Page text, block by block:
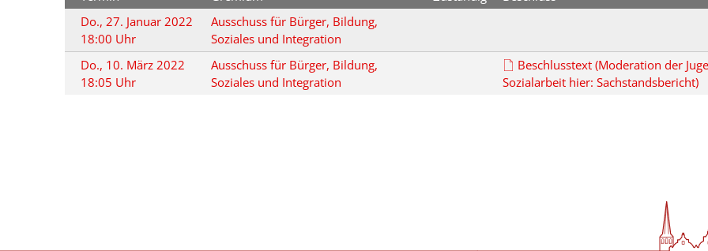
Do., 27. Januar 2022
18:00 Uhr
Ausschuss für Bürger, Bildung,
Soziales und Integration
Do., 10. März 2022
18:05 Uhr
Ausschuss für Bürger, Bildung,
Soziales und Integration
Beschlusstext (Moderation der
Sozialarbeit hier: Sachstandsbericht)